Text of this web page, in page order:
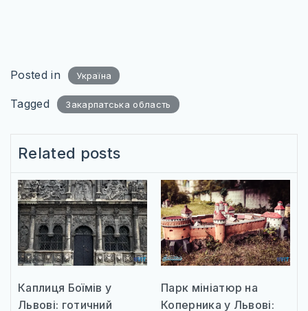
Posted in Україна
Tagged Закарпатська область
Related posts
Каплиця Боїмів у
Львові: готичний
Парк мініатюр на
Коперника у Львові: